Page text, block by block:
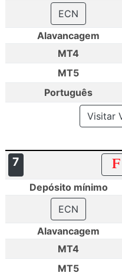
ECN
Alavancagem
MT4
MT5
Português
Visitar
7
Depósito mínimo
ECN
Alavancagem
MT4
MT5